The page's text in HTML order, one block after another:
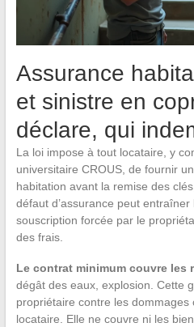
Assurance
et sinistre en
déclare, qui
La loi impose à tout locataire, y
universitaire CROUS, de fournir
habitation avant la remise des
défaut d’assurance peut
souscription forcée par le
des frais.
Le contrat minimum couvre les
dégât des eaux, explosion. Cette
propriétaire contre les dommages
locataire. Elle ne couvre ni les